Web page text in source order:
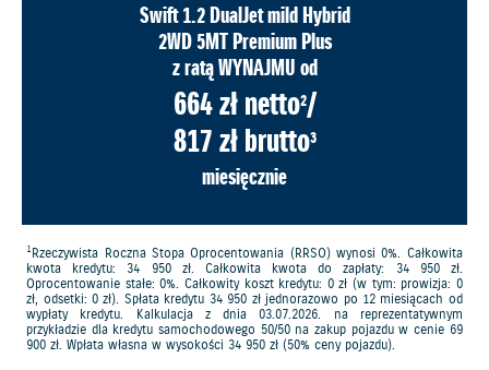
Swift 1.2 DualJet mild Hybrid
2WD 5MT Premium Plus
z ratą WYNAJMU od
664 zł netto2/
817 zł brutto3
miesięcznie
1Rzeczywista Roczna Stopa Oprocentowania (RRSO) wynosi 0%. Całkowita
kwota kredytu: 34 950 zł. Całkowita kwota do zapłaty: 34 950 zł.
Oprocentowanie stałe: 0%. Całkowity koszt kredytu: 0 zł (w tym: prowizja: 0
zł, odsetki: 0 zł). Spłata kredytu 34 950 zł jednorazowo po 12 miesiącach od
wypłaty kredytu. Kalkulacja z dnia 03.07.2026. na reprezentatywnym
przykładzie dla kredytu samochodowego 50/50 na zakup pojazdu w cenie 69
900 zł. Wpłata własna w wysokości 34 950 zł (50% ceny pojazdu).